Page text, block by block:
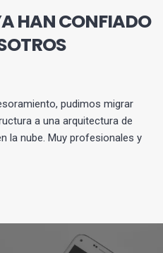
HAN CONFIADO
pudimos migrar
a una arquitectura de
la nube. Muy profesionales y